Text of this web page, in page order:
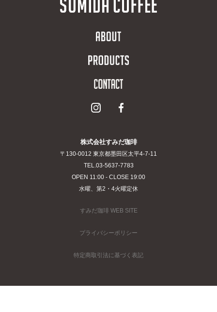
株式会社すみだ珈琲
〒130-0012 東京都墨田区太平4-7-11
TEL.03-5637-7783
OPEN 11:00 - CLOSE 19:00
水曜、第2・4火曜定休
すみだ珈琲 WEB SITE
プライバシーポリシー
特定商取引法に基づく表記